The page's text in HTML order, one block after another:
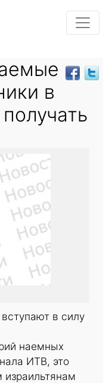
в
в силу
наемных
ИТВ, это